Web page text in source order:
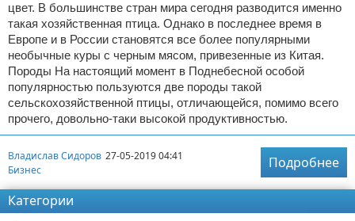
цвет. В большинстве стран мира сегодня разводится именно
такая хозяйственная птица. Однако в последнее время в
Европе и в России становятся все более популярными
необычные куры с черным мясом, привезенные из Китая.
Породы На настоящий момент в Поднебесной особой
популярностью пользуются две породы такой
сельскохозяйственной птицы, отличающейся, помимо всего
прочего, довольно-таки высокой продуктивностью.
Владислав Сидоров 27-05-2019 04:41
Бизнес
Подробнее
Категории